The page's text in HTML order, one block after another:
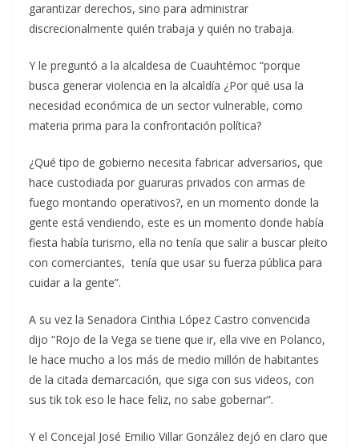
garantizar derechos, sino para administrar
discrecionalmente quién trabaja y quién no trabaja.
Y le preguntó a la alcaldesa de Cuauhtémoc “porque
busca generar violencia en la alcaldía ¿Por qué usa la
necesidad económica de un sector vulnerable, como
materia prima para la confrontación política?
¿Qué tipo de gobierno necesita fabricar adversarios, que
hace custodiada por guaruras privados con armas de
fuego montando operativos?, en un momento donde la
gente está vendiendo, este es un momento donde había
fiesta había turismo, ella no tenía que salir a buscar pleito
con comerciantes, tenía que usar su fuerza pública para
cuidar a la gente”.
A su vez la Senadora Cinthia López Castro convencida
dijo “Rojo de la Vega se tiene que ir, ella vive en Polanco,
le hace mucho a los más de medio millón de habitantes
de la citada demarcación, que siga con sus videos, con
sus tik tok eso le hace feliz, no sabe gobernar”.
Y el Concejal José Emilio Villar González dejó en claro que